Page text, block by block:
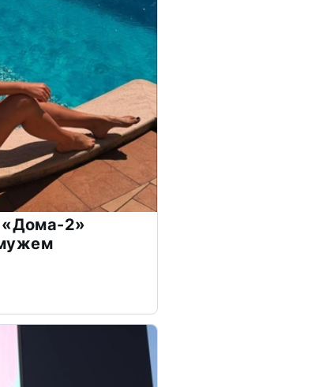
«Дома-2»